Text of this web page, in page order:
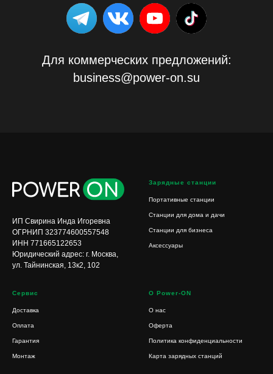
Для коммерческих предложений:
business@power-on.su
ИП Свирина Инда Игоревна
ОГРНИП 323774600557548
ИНН 771665122653
Юридический адрес: г. Москва,
ул. Тайнинская, 13к2, 102
Зарядные станции
Портативные станции
Станции для дома и дачи
Станции для бизнеса
Аксессуары
Сервис
Доставка
Оплата
Гарантия
Монтаж
О Power-ON
О нас
Оферта
Политика конфиденциальности
Карта зарядных станций